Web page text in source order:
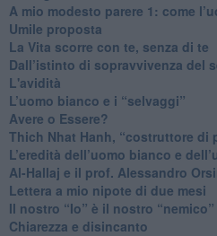
​A mio modesto parere 1: come
​Umile proposta
​La Vita scorre con te, senza di te
​Dall’istinto di sopravvivenza del
L'avidità
​L’uomo bianco e i “selvaggi”
​Avere o Essere?
​Thich Nhat Hanh, “costruttore di
​L’eredità dell’uomo bianco e
Al-Hallaj e il prof. Alessandro
​Lettera a mio nipote di due mesi
​Il nostro “Io” è il nostro “nemico”
​Chiarezza e disincanto